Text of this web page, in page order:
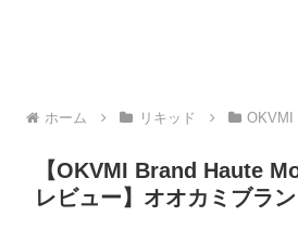
ホーム リキッド OKVMI
【OKVMI Brand Haute
レビュー】オオカミブラ